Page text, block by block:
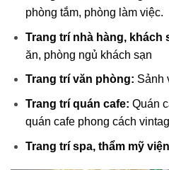
phòng tắm, phòng làm việc.
Trang trí nhà hàng, khách
ăn, phòng ngủ khách sạn
Trang trí văn phòng: Sảnh
Trang trí quán cafe: Quán
quán cafe phong cách
Trang trí spa, thẩm mỹ